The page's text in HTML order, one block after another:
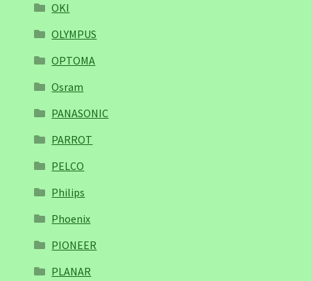
OKI
OLYMPUS
OPTOMA
Osram
PANASONIC
PARROT
PELCO
Philips
Phoenix
PIONEER
PLANAR